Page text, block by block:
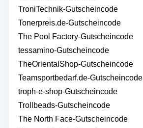
TroniTechnik-Gutscheincode
Tonerpreis.de-Gutscheincode
The Pool Factory-Gutscheincode
tessamino-Gutscheincode
TheOrientalShop-Gutscheincode
Teamsportbedarf.de-Gutscheincode
troph-e-shop-Gutscheincode
Trollbeads-Gutscheincode
The North Face-Gutscheincode